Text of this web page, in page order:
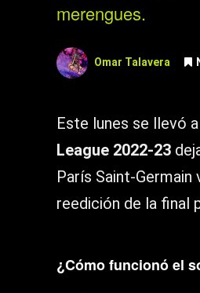
merengues.
Omar Talavera
Este lunes se llevó
League 2022-23
París Saint-
reedición de la final
¿Cómo funcionó el